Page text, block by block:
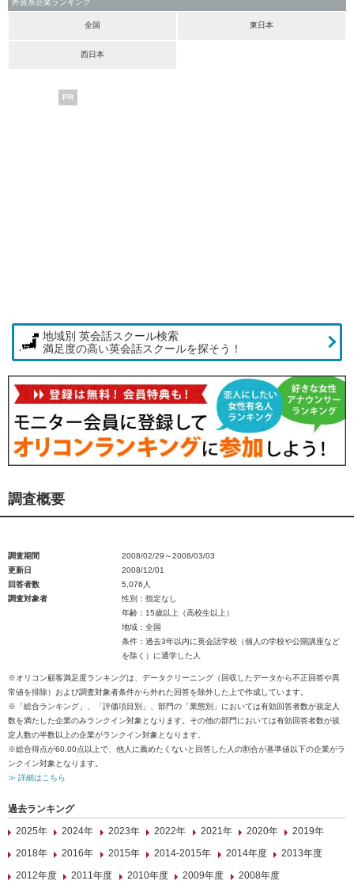
外資系企業ランキング
全国 東日本
西日本
PR
地域別 英会話スクール検索
満足度の高い英会話スクールを探そう！
調査概要
調査期間
2008/02/29～2008/03/03
更新日
2008/12/01
回答者数
5,076人
調査対象者
性別：指定なし
年齢：15歳以上（高校生以上）
地域：全国
条件：過去3年以内に英会話学校（個人の学校や公開講座など
を除く）に通学した人
※オリコン顧客満足度ランキングは、データクリーニング（回収したデータから不正回答や異
常値を排除）および調査対象者条件から外れた回答を除外した上で作成しています。
※「総合ランキング」、「評価項目別」、部門の「業態別」においては有効回答者数が規定人
数を満たした企業のみランクイン対象となります。その他の部門においては有効回答者数が規
定人数の半数以上の企業がランクイン対象となります。
※総合得点が60.00点以上で、他人に薦めたくないと回答した人の割合が基準値以下の企業がラ
ンクイン対象となります。
≫ 詳細はこちら
過去ランキング
2025年
2024年 2023年 2022年 2021年 2020年
2019年
2018年
2016年 2015年 2014-2015年 2014年度
2013年度
2012年度
2011年度 2010年度 2009年度 2008年度